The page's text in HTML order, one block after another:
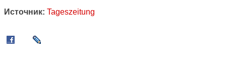
Источник: Tageszeitung